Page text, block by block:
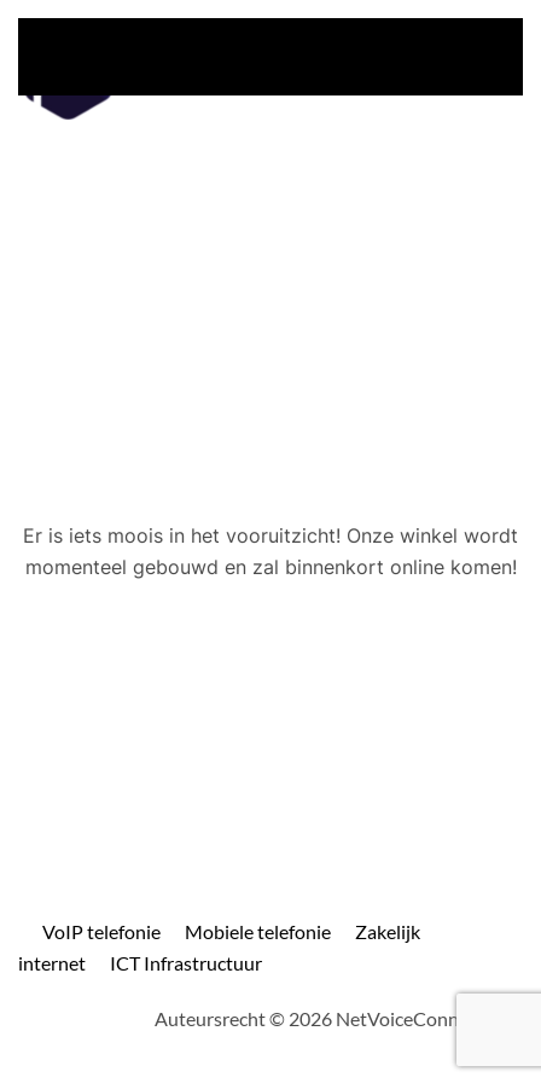
Er is iets moois in het vooruitzicht! Onze winkel wordt
momenteel gebouwd en zal binnenkort online komen!
VoIP telefonie Mobiele telefonie
Zakelijk
internet
ICT Infrastructuur
Auteursrecht © 2026 NetVoiceConnect.com